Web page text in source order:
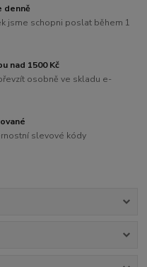
denně
jsme schopni poslat během 1
nad 1500 Kč
osobně ve skladu e-
slevové kódy